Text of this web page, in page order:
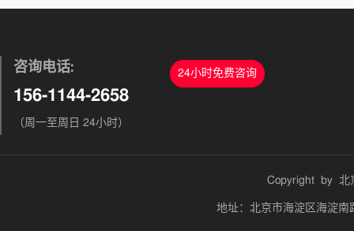
咨询电话:
156-1144-2658
（周一至周日 24小时）
24小时免费咨询
Copyright by 北
地址：北京市海淀区海淀